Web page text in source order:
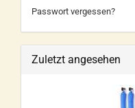
Passwort vergessen?
Zuletzt angesehen